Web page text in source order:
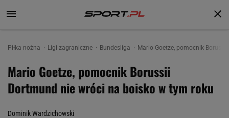
Piłka nożna Ligi zagraniczne Bundesliga Mario Goetze, pomocnik
Mario Goetze, pomocnik Borussii
Dortmund nie wróci na boisko w tym roku
Dominik Wardzichowski